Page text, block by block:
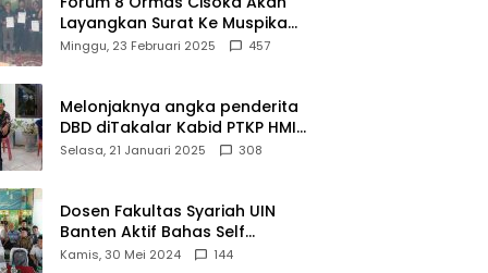
Layangkan Surat Ke Muspika
Atas Adanya Kantor Matel di
Minggu, 23 Februari 2025 457
Melonjaknya angka penderita
DBD diTakalar Kabid PTKP HMI
Cab.Takalar angkat bicara
Selasa, 21 Januari 2025 308
Dosen Fakultas Syariah UIN
Banten Aktif Bahas Self
Declare Halal dalam Forum
Kamis, 30 Mei 2024 144